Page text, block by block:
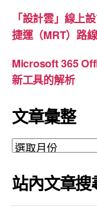
「設計雲」線上
捷運（MRT）路
Microsoft 365
新工具的解析
文章彙整
文
彙
整
站內文章搜